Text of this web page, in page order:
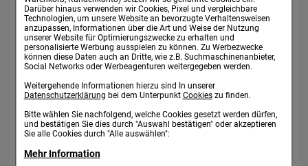
Darüber hinaus verwenden wir Cookies, Pixel und vergleichbare
Technologien, um unsere Website an bevorzugte Verhaltensweisen
anzupassen, Informationen über die Art und Weise der Nutzung
unserer Website für Optimierungszwecke zu erhalten und
personalisierte Werbung ausspielen zu können. Zu Werbezwecke
können diese Daten auch an Dritte, wie z.B. Suchmaschinenanbieter,
Social Networks oder Werbeagenturen weitergegeben werden.
Weitergehende Informationen hierzu sind In unserer
Datenschutzerklärung bei dem Unterpunkt Cookieszu finden.
Bitte wählen Sie nachfolgend, welche Cookies gesetzt werden dürfen,
und bestätigen Sie dies durch "Auswahl bestätigen" oder akzeptieren
Sie alle Cookies durch "Alle auswählen":
Mehr Information
ist einfach durchzuführen mittels der lichtechten
Farbvergleichsskala aus hochwertigen Lackdruck.
wird in Eintauchrichtung durchgeführt, d. h. der Streifen
wird zum Farbvergleich vertikal nach unten an die
Teststreifenröhre gehalten &ndash%%% kein Urin läuft
Parameter-Kombinationen:
Combur2